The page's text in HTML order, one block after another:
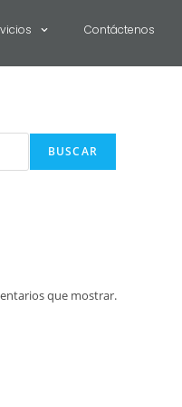
Contáctenos
BUSCAR
que mostrar.